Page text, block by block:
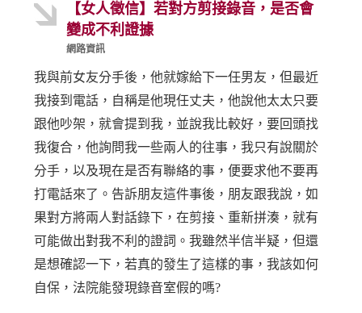
【女人徵信】若對方剪接錄音，是否會
變成不利證據
網路資訊
我與前女友分手後，他就嫁給下一任男友，但最近
我接到電話，自稱是他現任丈夫，他說他太太只要
跟他吵架，就會提到我，並說我比較好，要回頭找
我復合，他詢問我一些兩人的往事，我只有說關於
分手，以及現在是否有聯絡的事，便要求他不要再
打電話來了。告訴朋友這件事後，朋友跟我說，如
果對方將兩人對話錄下，在剪接、重新拼湊，就有
可能做出對我不利的證詞。我雖然半信半疑，但還
是想確認一下，若真的發生了這樣的事，我該如何
自保，法院能發現錄音室假的嗎?